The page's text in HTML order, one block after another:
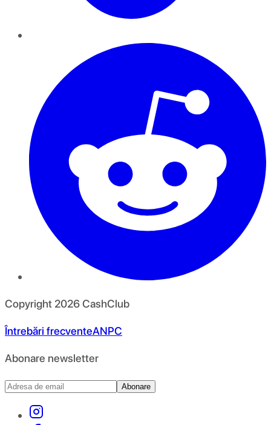
Copyright 2026CashClub
Întrebări frecventeANPC
Abonare newsletter
Abonare